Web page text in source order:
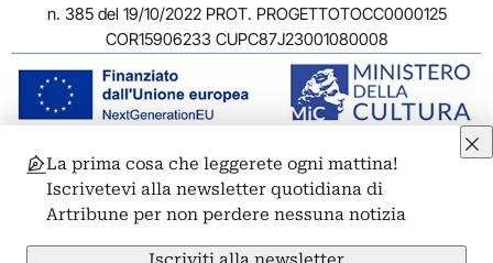
n. 385 del 19/10/2022 PROT. PROGETTOTOCC0000125
COR15906233 CUPC87J23001080008
© 2011-2026 ARTRIBUNE srl – Corso Vittorio Emanuele II, 287 –
00186 Roma - P.I. 11381581005
Privacy: Responsabile della protezione dei dati personali
ARTRIBUNE srl – Corso Vittorio Emanuele II, 287 – 00186 Roma
La prima cosa che leggerete ogni mattina!
Iscrivetevi alla newsletter quotidiana di
Artribune per non perdere nessuna notizia